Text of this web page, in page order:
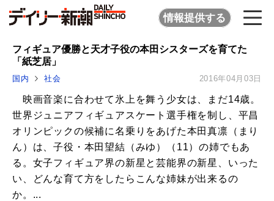
情報提供する
フィギュア優勝と天才子役の本田シスターズを育てた
「紙芝居」
国内 社会 2016年04月03日
映画音楽に合わせて氷上を舞う少女は、まだ14歳。
世界ジュニアフィギュアスケート選手権を制し、平昌
オリンピックの候補に名乗りをあげた本田真凛（まり
ん）は、子役・本田望結（みゆ）（11）の姉でもあ
る。女子フィギュア界の新星と芸能界の新星、いった
い、どんな育て方をしたらこんな姉妹が出来るの
か。...